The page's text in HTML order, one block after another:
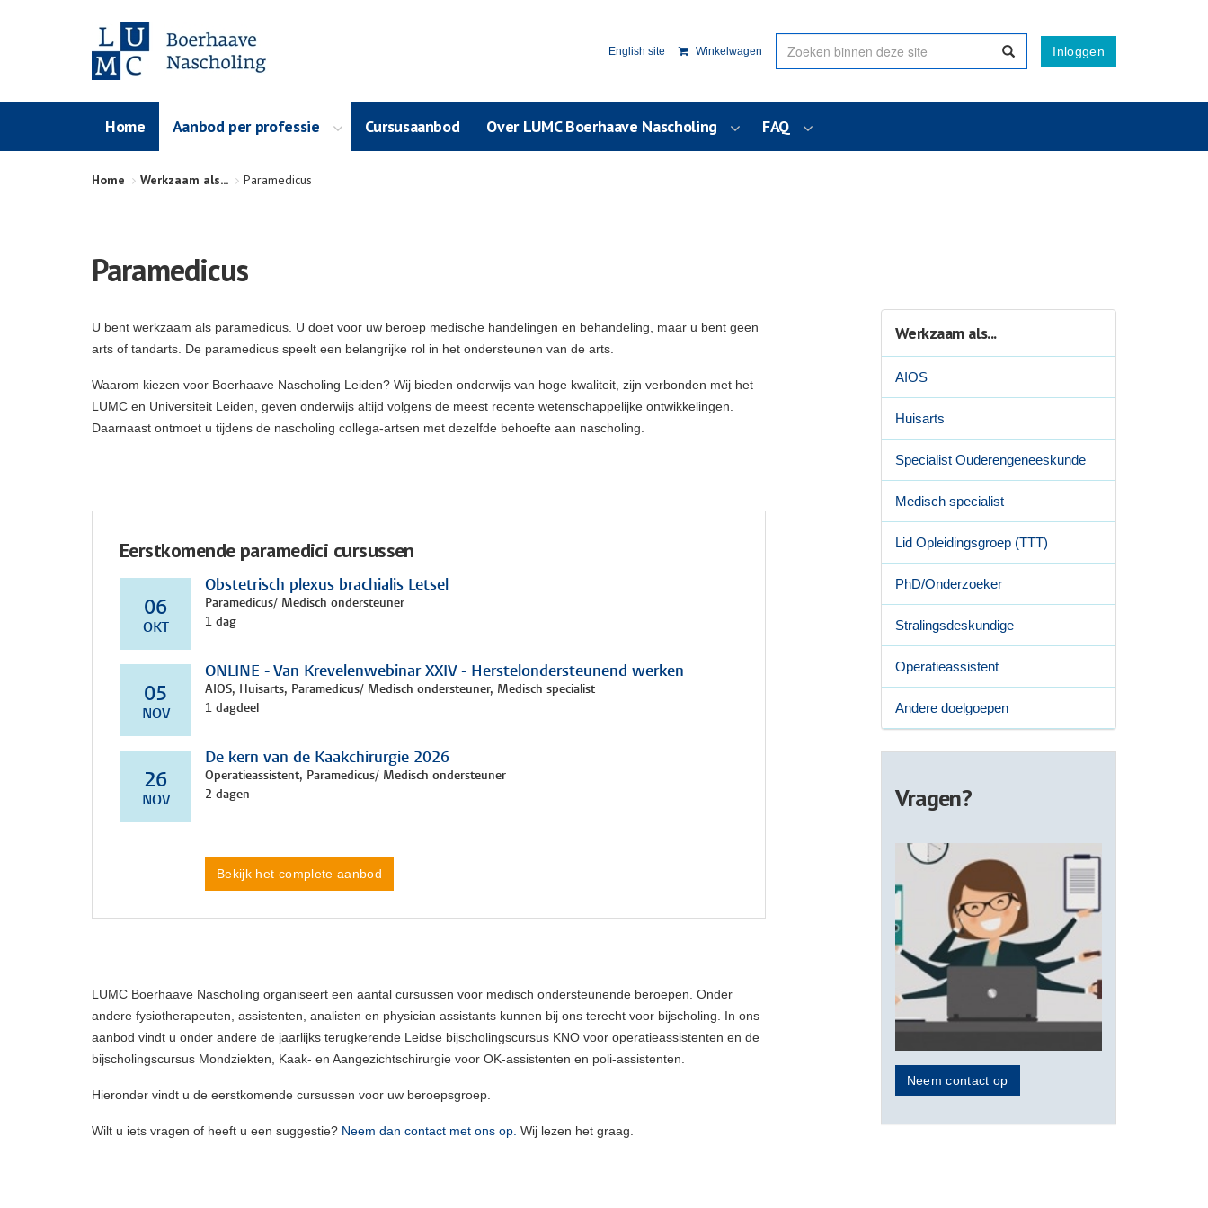
Inloggen
English site Winkelwagen
Home Aanbod per professie Cursusaanbod Over LUMC Boerhaave Nascholing FAQ
Home Werkzaam als... Paramedicus
Paramedicus
U bent werkzaam als paramedicus. U doet voor uw beroep medische handelingen en behandeling, maar u bent geen
arts of tandarts. De paramedicus speelt een belangrijke rol in het ondersteunen van de arts.
Waarom kiezen voor Boerhaave Nascholing Leiden? Wij bieden onderwijs van hoge kwaliteit, zijn verbonden met het
LUMC en Universiteit Leiden, geven onderwijs altijd volgens de meest recente wetenschappelijke ontwikkelingen.
Daarnaast ontmoet u tijdens de nascholing collega-artsen met dezelfde behoefte aan nascholing.
Eerstkomende paramedici cursussen
06
OKT
Obstetrisch plexus brachialis Letsel
Paramedicus/ Medisch ondersteuner
1 dag
05
NOV
ONLINE - Van Krevelenwebinar XXIV - Herstelondersteunend werken
AIOS, Huisarts, Paramedicus/ Medisch ondersteuner, Medisch specialist
1 dagdeel
26
NOV
De kern van de Kaakchirurgie 2026
Operatieassistent, Paramedicus/ Medisch ondersteuner
2 dagen
Bekijk het complete aanbod
LUMC Boerhaave Nascholing organiseert een aantal cursussen voor medisch ondersteunende beroepen. Onder
andere fysiotherapeuten, assistenten, analisten en physician assistants kunnen bij ons terecht voor bijscholing. In ons
aanbod vindt u onder andere de jaarlijks terugkerende Leidse bijscholingscursus KNO voor operatieassistenten en de
bijscholingscursus Mondziekten, Kaak- en Aangezichtschirurgie voor OK-assistenten en poli-assistenten.
Hieronder vindt u de eerstkomende cursussen voor uw beroepsgroep.
Wilt u iets vragen of heeft u een suggestie? Neem dan contact met ons op. Wij lezen het graag.
Werkzaam als...
AIOS
Huisarts
Specialist Ouderengeneeskunde
Medisch specialist
Lid Opleidingsgroep (TTT)
PhD/Onderzoeker
Stralingsdeskundige
Operatieassistent
Andere doelgoepen
Vragen?
Neem contact op